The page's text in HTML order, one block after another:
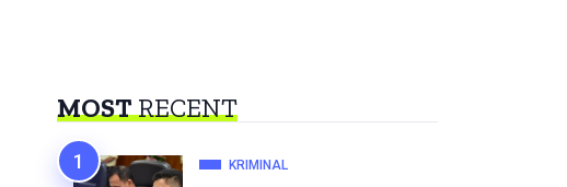
MOSTRECENT
KRIMINAL